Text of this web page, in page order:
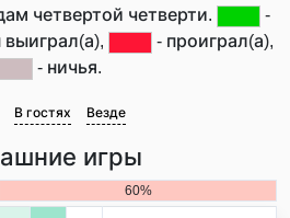
четвертой четверти.
-
- проиграл(а),
- ничья.
В гостях Везде
игры
60%